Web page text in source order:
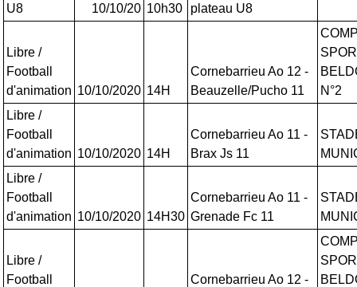
U8
10/10/20 10h30 plateau U8
Libre /
Football
d'animation 10/10/2020 14H
Cornebarrieu Ao 12 -
Beauzelle/Pucho 11
N°2
Libre /
Football
d'animation 10/10/2020 14H
Cornebarrieu Ao 11 -
Brax Js 11
Libre /
Football
d'animation 10/10/2020 14H30
Cornebarrieu Ao 11 -
Grenade Fc 11
Libre /
Football
Cornebarrieu Ao 12 -